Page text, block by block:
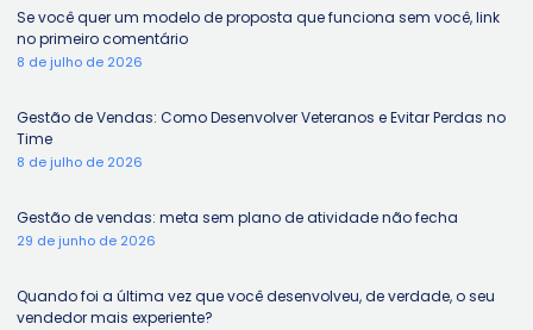
Se você quer um modelo de proposta que funciona sem você, link
no primeiro comentário
8 de julho de 2026
Gestão de Vendas: Como Desenvolver Veteranos e Evitar Perdas no
Time
8 de julho de 2026
Gestão de vendas: meta sem plano de atividade não fecha
29 de junho de 2026
Quando foi a última vez que você desenvolveu, de verdade, o seu
vendedor mais experiente?